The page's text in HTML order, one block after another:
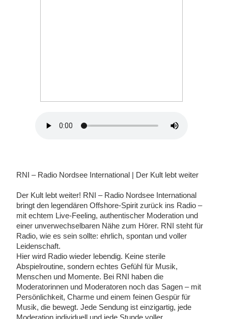
RNI – Radio Nordsee International | Der Kult lebt weiter
Der Kult lebt weiter! RNI – Radio Nordsee International
bringt den legendären Offshore-Spirit zurück ins Radio –
mit echtem Live-Feeling, authentischer Moderation und
einer unverwechselbaren Nähe zum Hörer. RNI steht für
Radio, wie es sein sollte: ehrlich, spontan und voller
Leidenschaft.
Hier wird Radio wieder lebendig. Keine sterile
Abspielroutine, sondern echtes Gefühl für Musik,
Menschen und Momente. Bei RNI haben die
Moderatorinnen und Moderatoren noch das Sagen – mit
Persönlichkeit, Charme und einem feinen Gespür für
Musik, die bewegt. Jede Sendung ist einzigartig, jede
Moderation individuell und jede Stunde voller